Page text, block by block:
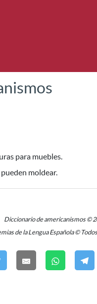
para muebles.
moldear.
Diccionario de americanismos ©
de la Lengua Española ©